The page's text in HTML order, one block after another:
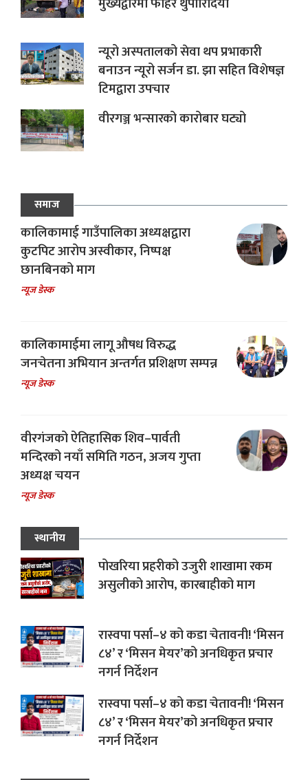
न्यूरो अस्पतालको सेवा थप प्रभाकारी
बनाउन न्यूरो सर्जन डा. झा सहित विशेषज्ञ
टिमद्वारा उपचार
वीरगञ्ज भन्सारको कारोबार घट्यो
समाज
कालिकामाई गाउँपालिका अध्यक्षद्वारा
कुटपिट आरोप अस्वीकार, निष्पक्ष
छानबिनको माग
न्यूज डेस्क
कालिकामाईमा लागू औषध विरुद्ध
जनचेतना अभियान अन्तर्गत प्रशिक्षण सम्पन्न
न्यूज डेस्क
वीरगंजको ऐतिहासिक शिव–पार्वती
मन्दिरको नयाँ समिति गठन, अजय गुप्ता
अध्यक्ष चयन
न्यूज डेस्क
स्थानीय
पोखरिया प्रहरीको उजुरी शाखामा रकम
असुलीको आरोप, कारबाहीको माग
रास्वपा पर्सा–४ को कडा चेतावनी! ‘मिसन
८४’ र ‘मिसन मेयर’को अनधिकृत प्रचार
नगर्न निर्देशन
रास्वपा पर्सा–४ को कडा चेतावनी! ‘मिसन
८४’ र ‘मिसन मेयर’को अनधिकृत प्रचार
नगर्न निर्देशन